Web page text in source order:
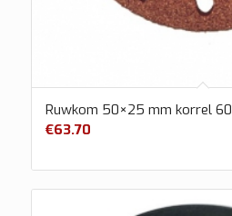
Ruwkom 50×25 mm korrel 60
€63.70